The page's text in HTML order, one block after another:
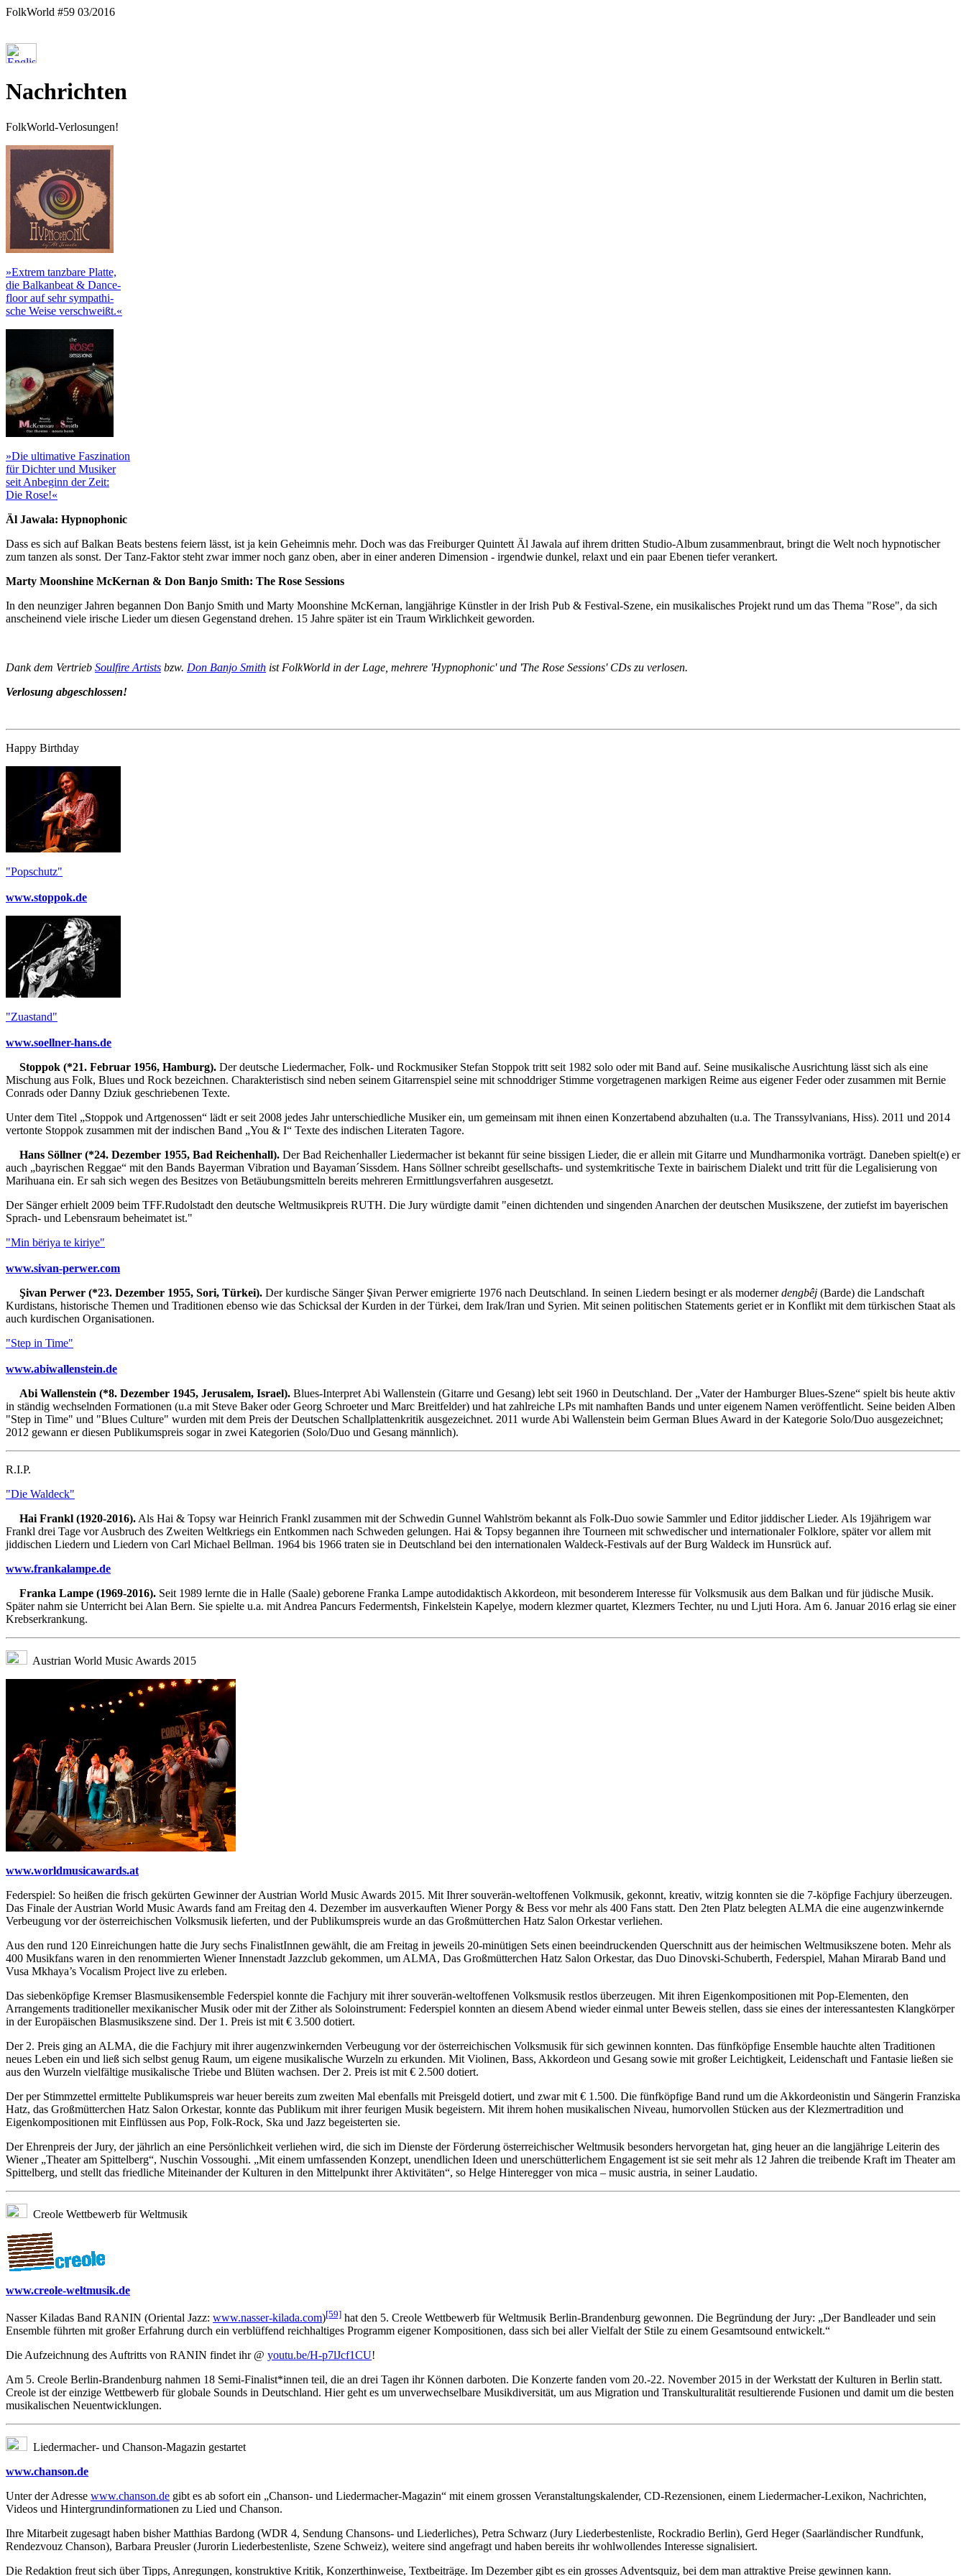
FolkWorld #59 03/2016
Nachrichten
FolkWorld-Verlosungen!
»Extrem tanzbare Platte,
die Balkanbeat & Dance-
floor auf sehr sympathi-
sche Weise verschweißt.«
»Die ultimative Faszination
für Dichter und Musiker
seit Anbeginn der Zeit:
Die Rose!«
Äl Jawala: Hypnophonic
Dass es sich auf Balkan Beats bestens feiern lässt, ist ja kein Geheimnis mehr. Doch was das Freiburger Quintett Äl Jawala auf ihrem dritten Studio-Album zusammenbraut, bringt die Welt noch hypnotischer
zum tanzen als sonst. Der Tanz-Faktor steht zwar immer noch ganz oben, aber in einer anderen Dimension - irgendwie dunkel, relaxt und ein paar Ebenen tiefer verankert.
Marty Moonshine McKernan & Don Banjo Smith: The Rose Sessions
In den neunziger Jahren begannen Don Banjo Smith und Marty Moonshine McKernan, langjährige Künstler in der Irish Pub & Festival-Szene, ein musikalisches Projekt rund um das Thema "Rose", da sich
anscheinend viele irische Lieder um diesen Gegenstand drehen. 15 Jahre später ist ein Traum Wirklichkeit geworden.
Dank dem Vertrieb Soulfire Artists bzw. Don Banjo Smith ist FolkWorld in der Lage, mehrere 'Hypnophonic' und 'The Rose Sessions' CDs zu verlosen.
Verlosung abgeschlossen!
Happy Birthday
"Popschutz"
www.stoppok.de
"Zuastand"
www.soellner-hans.de
Stoppok (*21. Februar 1956, Hamburg). Der deutsche Liedermacher, Folk- und Rockmusiker Stefan Stoppok tritt seit 1982 solo oder mit Band auf. Seine musikalische Ausrichtung lässt sich als eine
Mischung aus Folk, Blues und Rock bezeichnen. Charakteristisch sind neben seinem Gitarrenspiel seine mit schnoddriger Stimme vorgetragenen markigen Reime aus eigener Feder oder zusammen mit Bernie
Conrads oder Danny Dziuk geschriebenen Texte.
Unter dem Titel „Stoppok und Artgenossen“ lädt er seit 2008 jedes Jahr unterschiedliche Musiker ein, um gemeinsam mit ihnen einen Konzertabend abzuhalten (u.a. The Transsylvanians, Hiss). 2011 und 2014
vertonte Stoppok zusammen mit der indischen Band „You & I“ Texte des indischen Literaten Tagore.
Hans Söllner (*24. Dezember 1955, Bad Reichenhall). Der Bad Reichenhaller Liedermacher ist bekannt für seine bissigen Lieder, die er allein mit Gitarre und Mundharmonika vorträgt. Daneben spielt(e) er
auch „bayrischen Reggae“ mit den Bands Bayerman Vibration und Bayaman´Sissdem. Hans Söllner schreibt gesellschafts- und systemkritische Texte in bairischem Dialekt und tritt für die Legalisierung von
Marihuana ein. Er sah sich wegen des Besitzes von Betäubungsmitteln bereits mehreren Ermittlungsverfahren ausgesetzt.
Der Sänger erhielt 2009 beim TFF.Rudolstadt den deutsche Weltmusikpreis RUTH. Die Jury würdigte damit "einen dichtenden und singenden Anarchen der deutschen Musikszene, der zutiefst im bayerischen
Sprach- und Lebensraum beheimatet ist."
"Min bëriya te kiriye"
www.sivan-perwer.com
Şivan Perwer (*23. Dezember 1955, Sori, Türkei). Der kurdische Sänger Şivan Perwer emigrierte 1976 nach Deutschland. In seinen Liedern besingt er als modernerdengbêj (Barde) die Landschaft
Kurdistans, historische Themen und Traditionen ebenso wie das Schicksal der Kurden in der Türkei, dem Irak/Iran und Syrien. Mit seinen politischen Statements geriet er in Konflikt mit dem türkischen Staat als
auch kurdischen Organisationen.
"Step in Time"
www.abiwallenstein.de
Abi Wallenstein (*8. Dezember 1945, Jerusalem, Israel). Blues-Interpret Abi Wallenstein (Gitarre und Gesang) lebt seit 1960 in Deutschland. Der „Vater der Hamburger Blues-Szene“ spielt bis heute aktiv
in ständig wechselnden Formationen (u.a mit Steve Baker oder Georg Schroeter und Marc Breitfelder) und hat zahlreiche LPs mit namhaften Bands und unter eigenem Namen veröffentlicht. Seine beiden Alben
"Step in Time" und "Blues Culture" wurden mit dem Preis der Deutschen Schallplattenkritik ausgezeichnet. 2011 wurde Abi Wallenstein beim German Blues Award in der Kategorie Solo/Duo ausgezeichnet;
2012 gewann er diesen Publikumspreis sogar in zwei Kategorien (Solo/Duo und Gesang männlich).
R.I.P.
"Die Waldeck"
Hai Frankl (1920-2016). Als Hai & Topsy war Heinrich Frankl zusammen mit der Schwedin Gunnel Wahlström bekannt als Folk-Duo sowie Sammler und Editor jiddischer Lieder. Als 19jährigem war
Frankl drei Tage vor Ausbruch des Zweiten Weltkriegs ein Entkommen nach Schweden gelungen. Hai & Topsy begannen ihre Tourneen mit schwedischer und internationaler Folklore, später vor allem mit
jiddischen Liedern und Liedern von Carl Michael Bellman. 1964 bis 1966 traten sie in Deutschland bei den internationalen Waldeck-Festivals auf der Burg Waldeck im Hunsrück auf.
www.frankalampe.de
Franka Lampe (1969-2016). Seit 1989 lernte die in Halle (Saale) geborene Franka Lampe autodidaktisch Akkordeon, mit besonderem Interesse für Volksmusik aus dem Balkan und für jüdische Musik.
Später nahm sie Unterricht bei Alan Bern. Sie spielte u.a. mit Andrea Pancurs Federmentsh, Finkelstein Kapelye, modern klezmer quartet, Klezmers Techter, nu und Ljuti Hora. Am 6. Januar 2016 erlag sie einer
Krebserkrankung.
Austrian World Music Awards 2015
www.worldmusicawards.at
Federspiel: So heißen die frisch gekürten Gewinner der Austrian World Music Awards 2015. Mit Ihrer souverän-weltoffenen Volkmusik, gekonnt, kreativ, witzig konnten sie die 7-köpfige Fachjury überzeugen.
Das Finale der Austrian World Music Awards fand am Freitag den 4. Dezember im ausverkauften Wiener Porgy & Bess vor mehr als 400 Fans statt. Den 2ten Platz belegten ALMA die eine augenzwinkernde
Verbeugung vor der österreichischen Volksmusik lieferten, und der Publikumspreis wurde an das Großmütterchen Hatz Salon Orkestar verliehen.
Aus den rund 120 Einreichungen hatte die Jury sechs FinalistInnen gewählt, die am Freitag in jeweils 20-minütigen Sets einen beeindruckenden Querschnitt aus der heimischen Weltmusikszene boten. Mehr als
400 Musikfans waren in den renommierten Wiener Innenstadt Jazzclub gekommen, um ALMA, Das Großmütterchen Hatz Salon Orkestar, das Duo Dinovski-Schuberth, Federspiel, Mahan Mirarab Band und
Vusa Mkhaya’s Vocalism Project live zu erleben.
Das siebenköpfige Kremser Blasmusikensemble Federspiel konnte die Fachjury mit ihrer souverän-weltoffenen Volksmusik restlos überzeugen. Mit ihren Eigenkompositionen mit Pop-Elementen, den
Arrangements traditioneller mexikanischer Musik oder mit der Zither als Soloinstrument: Federspiel konnten an diesem Abend wieder einmal unter Beweis stellen, dass sie eines der interessantesten Klangkörper
in der Europäischen Blasmusikszene sind. Der 1. Preis ist mit € 3.500 dotiert.
Der 2. Preis ging an ALMA, die die Fachjury mit ihrer augenzwinkernden Verbeugung vor der österreichischen Volksmusik für sich gewinnen konnten. Das fünfköpfige Ensemble hauchte alten Traditionen
neues Leben ein und ließ sich selbst genug Raum, um eigene musikalische Wurzeln zu erkunden. Mit Violinen, Bass, Akkordeon und Gesang sowie mit großer Leichtigkeit, Leidenschaft und Fantasie ließen sie
aus den Wurzeln vielfältige musikalische Triebe und Blüten wachsen. Der 2. Preis ist mit € 2.500 dotiert.
Der per Stimmzettel ermittelte Publikumspreis war heuer bereits zum zweiten Mal ebenfalls mit Preisgeld dotiert, und zwar mit € 1.500. Die fünfköpfige Band rund um die Akkordeonistin und Sängerin Franziska
Hatz, das Großmütterchen Hatz Salon Orkestar, konnte das Publikum mit ihrer feurigen Musik begeistern. Mit ihrem hohen musikalischen Niveau, humorvollen Stücken aus der Klezmertradition und
Eigenkompositionen mit Einflüssen aus Pop, Folk-Rock, Ska und Jazz begeisterten sie.
Der Ehrenpreis der Jury, der jährlich an eine Persönlichkeit verliehen wird, die sich im Dienste der Förderung österreichischer Weltmusik besonders hervorgetan hat, ging heuer an die langjährige Leiterin des
Wiener „Theater am Spittelberg“, Nuschin Vossoughi. „Mit einem umfassenden Konzept, unendlichen Ideen und unerschütterlichem Engagement ist sie seit mehr als 12 Jahren die treibende Kraft im Theater am
Spittelberg, und stellt das friedliche Miteinander der Kulturen in den Mittelpunkt ihrer Aktivitäten“, so Helge Hinteregger von mica – music austria, in seiner Laudatio.
Creole Wettbewerb für Weltmusik
www.creole-weltmusik.de
Nasser Kiladas Band RANIN (Oriental Jazz: www.nasser-kilada.com)[59] hat den 5. Creole Wettbewerb für Weltmusik Berlin-Brandenburg gewonnen. Die Begründung der Jury: „Der Bandleader und sein
Ensemble führten mit großer Erfahrung durch ein verblüffend reichhaltiges Programm eigener Kompositionen, dass sich bei aller Vielfalt der Stile zu einem Gesamtsound entwickelt.“
Die Aufzeichnung des Auftritts von RANIN findet ihr @ youtu.be/H-p7lJcf1CU!
Am 5. Creole Berlin-Brandenburg nahmen 18 Semi-Finalist*innen teil, die an drei Tagen ihr Können darboten. Die Konzerte fanden vom 20.-22. November 2015 in der Werkstatt der Kulturen in Berlin statt.
Creole ist der einzige Wettbewerb für globale Sounds in Deutschland. Hier geht es um unverwechselbare Musikdiversität, um aus Migration und Transkulturalität resultierende Fusionen und damit um die besten
musikalischen Neuentwicklungen.
Liedermacher- und Chanson-Magazin gestartet
www.chanson.de
Unter der Adresse www.chanson.de gibt es ab sofort ein „Chanson- und Liedermacher-Magazin“ mit einem grossen Veranstaltungskalender, CD-Rezensionen, einem Liedermacher-Lexikon, Nachrichten,
Videos und Hintergrundinformationen zu Lied und Chanson.
Ihre Mitarbeit zugesagt haben bisher Matthias Bardong (WDR 4, Sendung Chansons- und Liederliches), Petra Schwarz (Jury Liederbestenliste, Rockradio Berlin), Gerd Heger (Saarländischer Rundfunk,
Rendezvouz Chanson), Barbara Preusler (Jurorin Liederbestenliste, Szene Schweiz), weitere sind angefragt und haben bereits ihr wohlwollendes Interesse signalisiert.
Die Redaktion freut sich über Tipps, Anregungen, konstruktive Kritik, Konzerthinweise, Textbeiträge. Im Dezember gibt es ein grosses Adventsquiz, bei dem man attraktive Preise gewinnen kann.